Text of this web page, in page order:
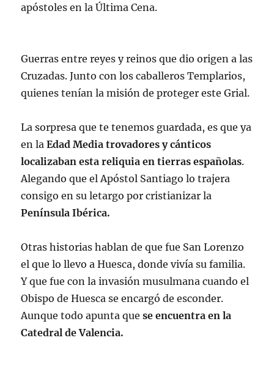
apóstoles en la Última Cena.
Guerras entre reyes y reinos que dio origen a las
Cruzadas. Junto con los caballeros Templarios,
quienes tenían la misión de proteger este Grial.
La sorpresa que te tenemos guardada, es que ya
en laEdad Media trovadores y cánticos
localizaban esta reliquia en tierras españolas.
Alegando que el Apóstol Santiago lo trajera
consigo en su letargo por cristianizar la
Península Ibérica.
Otras historias hablan de que fue San Lorenzo
el que lo llevo a Huesca, donde vivía su familia.
Y que fue con la invasión musulmana cuando el
Obispo de Huesca se encargó de esconder.
Aunque todo apunta quese encuentra en la
Catedral de Valencia.